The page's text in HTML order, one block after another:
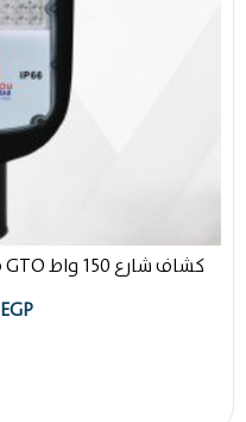
كشاف شارع 150 واط GTO ضمان 3 سنين سامسونج تيراست
EGP